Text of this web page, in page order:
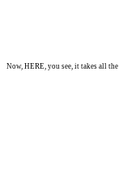
Now, HERE, you see, it takes all